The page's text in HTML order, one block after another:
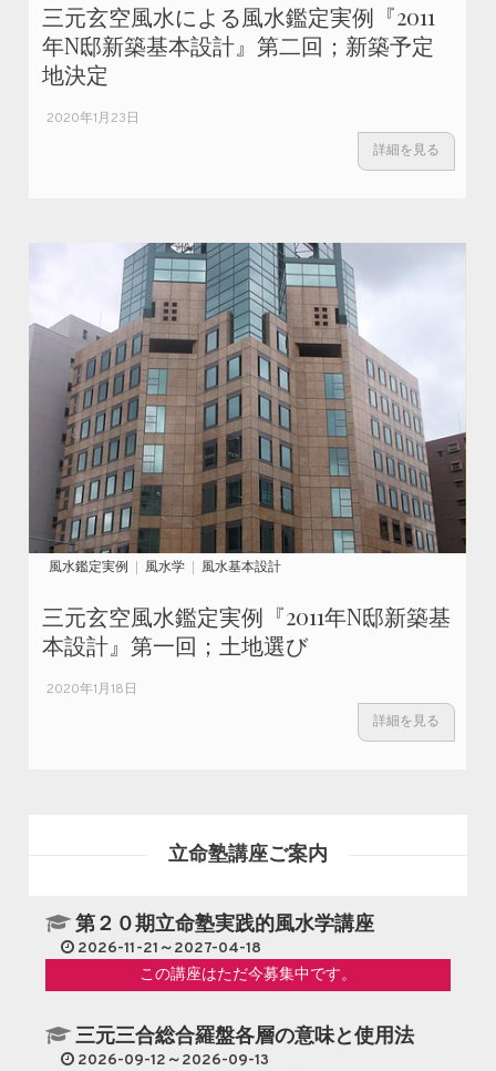
三元玄空風水による風水鑑定実例『2011
年N邸新築基本設計』第二回；新築予定
地決定
2020年1月23日
詳細を見る
風水鑑定実例 風水学 風水基本設計
三元玄空風水鑑定実例『2011年N邸新築基
本設計』第一回；土地選び
2020年1月18日
詳細を見る
立命塾講座ご案内
第２０期立命塾実践的風水学講座
2026-11-21～2027-04-18
この講座はただ今募集中です。
三元三合総合羅盤各層の意味と使用法
2026-09-12～2026-09-13